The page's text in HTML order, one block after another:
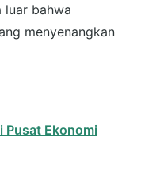
luar bahwa
menyenangkan
Pusat Ekonomi